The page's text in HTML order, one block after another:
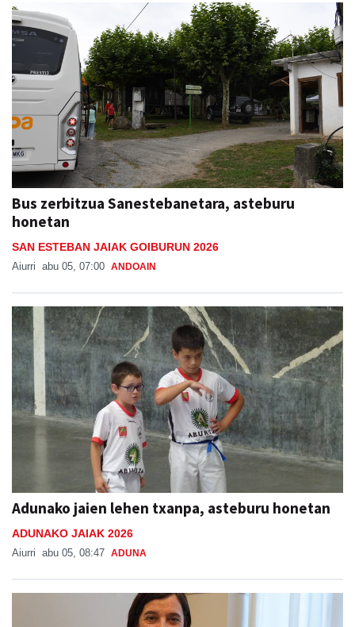
Bus zerbitzua Sanestebanetara, asteburu
honetan
SAN ESTEBAN JAIAK GOIBURUN 2026
Aiurri abu 05, 07:00 ANDOAIN
Adunako jaien lehen txanpa, asteburu honetan
ADUNAKO JAIAK 2026
Aiurri abu 05, 08:47 ADUNA